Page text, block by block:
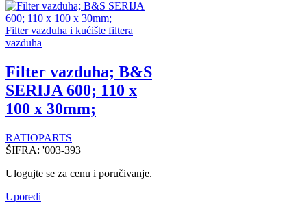
Filter vazduha i kućište filtera
vazduha
Filter vazduha; B&S
SERIJA 600; 110 x
100 x 30mm;
RATIOPARTS
ŠIFRA: '003-393
Ulogujte se za cenu i poručivanje.
Uporedi